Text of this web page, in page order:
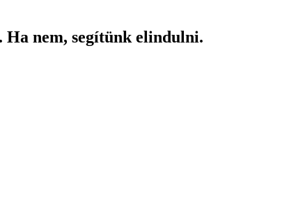
Ha nem, segítünk elindulni.